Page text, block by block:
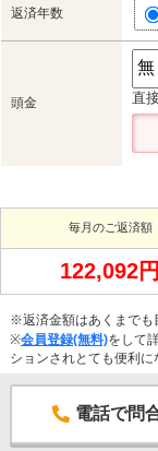
返済年数
頭金 直
毎月のご返済額
122,092円
※返済金額はあくまでも
※会員登録(無料)をして
ションされとても便利に
電話で問